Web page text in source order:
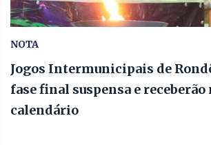
NOTA
Jogos Intermunicipais de
fase final suspensa e receberão
calendário